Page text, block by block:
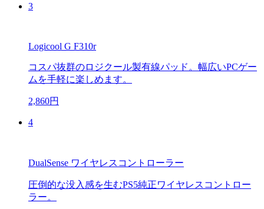
3
Logicool G F310r
コスパ抜群のロジクール製有線パッド。幅広いPCゲー
ムを手軽に楽しめます。
2,860円
4
DualSense ワイヤレスコントローラー
圧倒的な没入感を生むPS5純正ワイヤレスコントロー
ラー。